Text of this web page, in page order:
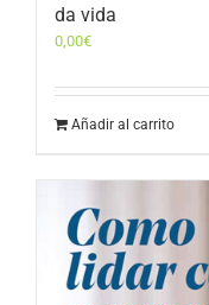
da vida
0,00€
Añadir al carrito